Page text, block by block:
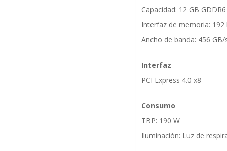
Capacidad: 12 GB GDDR6
Interfaz de memoria: 192
Ancho de banda: 456 GB/
Interfaz
PCI Express 4.0 x8
Consumo
TBP: 190 W
Iluminación: Luz de